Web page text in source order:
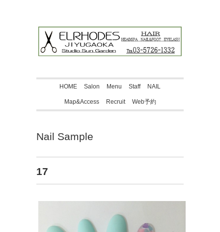
HOME Salon Menu Staff NAIL
Map&Access Recruit Web予約
Nail Sample
17